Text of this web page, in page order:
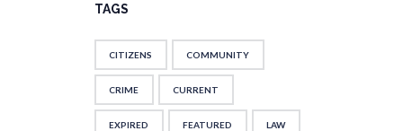
TAGS
CITIZENS COMMUNITY
CRIME CURRENT
EXPIRED FEATURED LAW